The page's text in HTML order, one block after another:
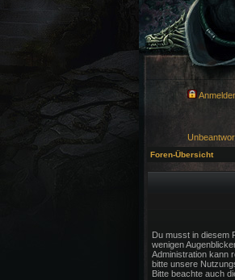
Foren-Übersicht
Du musst in diesem
wenigen
Administration kann
bitte unsere
Bitte beachte auch